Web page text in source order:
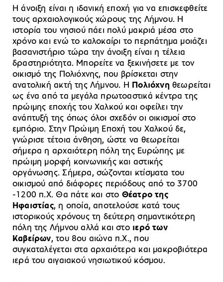
Η άνοιξη είναι η ιδανική εποχή για να επισκεφθείτε
τους αρχαιολογικούς χώρους της Λήμνου. Η
ιστορία του νησιού πάει πολύ μακριά μέσα στο
χρόνο και ενώ το καλοκαίρι το περπάτημα μοιάζει
βασανιστήριο τώρα την άνοιξη είναι η τέλεια
δραστηριότητα. Μπορείτε να ξεκινήσετε με τον
οικισμό της Πολιόχνης, που βρίσκεται στην
ανατολική ακτή της Λήμνου. Η Πολιόχνη θεωρείται
ως ένα από τα μεγάλα πρωτοαστικά κέντρα της
πρώιμης εποχής του Χαλκού και οφείλει την
ανάπτυξή της όπως όλοι σχεδόν οι οικισμοί στο
εμπόριο. Στην Πρώιμη Εποχή του Χαλκού δε,
γνώρισε τέτοια άνθηση, ώστε να θεωρείται
σήμερα η αρχαιότερη πόλη της Ευρώπης με
πρώιμη μορφή κοινωνικής και αστικής
οργάνωσης. Σήμερα, σώζονται κτίσματα του
οικισμού από διάφορες περιόδους από το 3700
-1200 π.Χ. Θα πάτε και στο Θέατρο της
Ηφαιστίας, η οποία, αποτελούσε κατά τους
ιστορικούς χρόνους τη δεύτερη σημαντικότερη
πόλη της Λήμνου αλλά και στο ιερό των
Καβείρων, του 8ου αιώνα π.Χ., που
συγκαταλέγεται στα αρχαιότερα και μακροβιότερα
ιερά του αιγαιακού νησιωτικού κόσμου.